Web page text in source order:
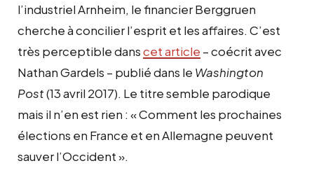
l’industriel Arnheim, le financier Berggruen
cherche à concilier l’esprit et les affaires. C’est
très perceptible danscet article – coécrit avec
Nathan Gardels – publié dans le Washington
Post(13 avril 2017). Le titre semble parodique
mais il n’en est rien : «Comment les prochaines
élections en France et en Allemagne peuvent
sauver l’Occident».